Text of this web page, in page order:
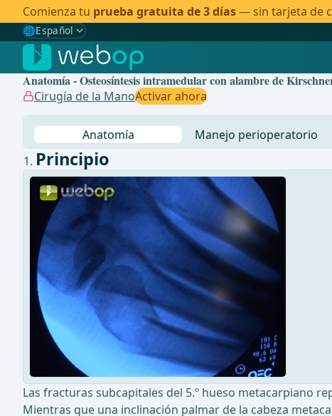
Comienza tu prueba gratuita de 3 días— sin tarjeta de
🌐Español
Gewählte Sprache: Español
🇩🇪 Alemán
🇬🇧Inglés
Brasileño
Anatomía - Osteosíntesis intramedular con alambre de
Cirugía de la ManoActivar ahora
Anatomía Manejo perioperatorio
Principio
Las fracturas subcapitales del 5.º hueso metacarpiano
Mientras que una inclinación palmar de la cabeza